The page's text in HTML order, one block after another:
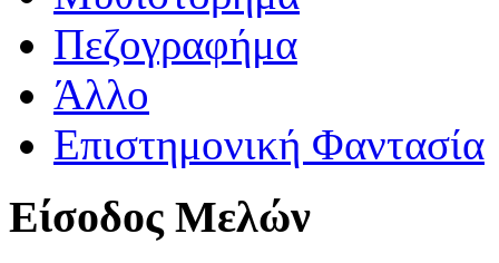
Πεζογραφήμα
Άλλο
Επιστημονική Φαντασία
Eίσοδος Μελών